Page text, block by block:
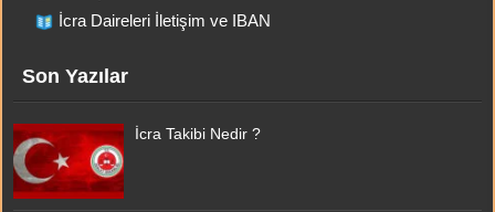
İcra Daireleri İletişim ve IBAN
Son Yazılar
İcra Takibi Nedir ?